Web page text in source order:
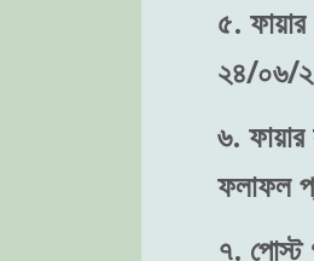
৫. ফায়ার
২৪/০৬/
৬. ফায়ার
ফলাফল
৭. পোস্ট